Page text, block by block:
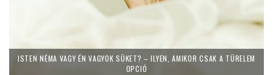
ISTEN NÉMA VAGY ÉN VAGYOK SÜKET? – ILYEN, AMIKOR CSAK A TÜRELEM
OPCIÓ